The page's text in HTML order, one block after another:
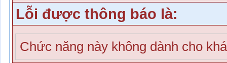
Lỗi được thông báo là:
Chức năng này không dành cho